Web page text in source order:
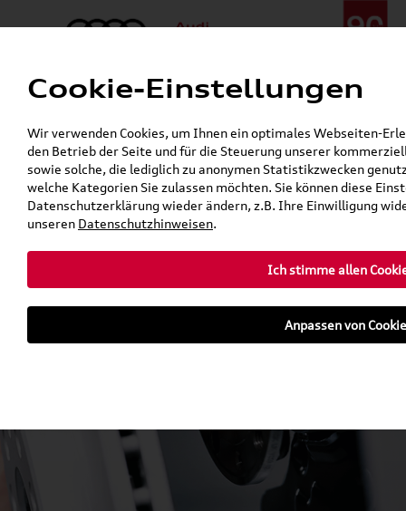
Menü
24h-Pannenhilfe:+49 (0)171 / 870 72 87
Gerade geöffnet
Verkauf:
Mo. - Fr. 08:00 - 19:00 Uhr Sa. 09:00 - 13:00 Uhr
Service:Mo. - Fr. 06:00 - 20:00 Uhr Sa. 08:00 - 13:00 Uhr
Kostenloser Versand für Original
Teile
Cookie-Einstellungen
Wir verwenden Cookies, um Ihnen ein optimales Webseiten-
den Betrieb der Seite und für die Steuerung unserer
sowie solche, die lediglich zu anonymen Statistikzwecken
welche Kategorien Sie zulassen möchten. Sie können diese
Datenschutzerklärung wieder ändern, z.B. Ihre Einwilligung
unseren Datenschutzhinweisen.
Ich stimme allen
Anpassen von